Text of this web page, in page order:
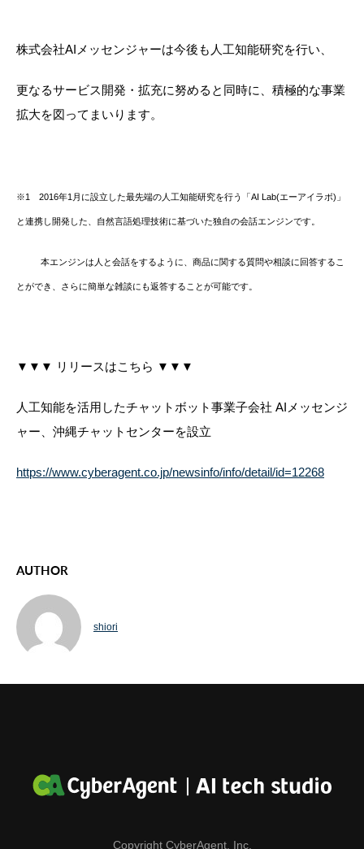
株式会社AIメッセンジャーは今後も人工知能研究を行い、
更なるサービス開発・拡充に努めると同時に、積極的な事業
拡大を図ってまいります。
※1 2016年1月に設立した最先端の人工知能研究を行う「AI Lab(エーアイラボ)」
と連携し開発した、自然言語処理技術に基づいた独自の会話エンジンです。
本エンジンは人と会話をするように、商品に関する質問や相談に回答するこ
とができ、さらに簡単な雑談にも返答することが可能です。
▼▼▼ リリースはこちら ▼▼▼
人工知能を活用したチャットボット事業子会社 AIメッセンジ
ャー、沖縄チャットセンターを設立
https://www.cyberagent.co.jp/newsinfo/info/detail/id=12268
AUTHOR
shiori
Copyright CyberAgent, Inc.